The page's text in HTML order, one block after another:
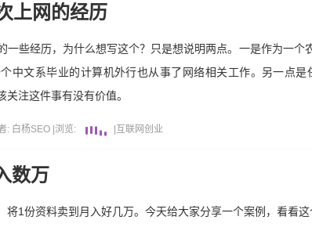
上网的经历
一些经历，为什么想写这个？只是想说明两点。一是作为一个
中文系毕业的计算机外行也从事了网络相关工作。另一点
注这件事有没有价值。
: 白杨SEO 浏览: 互联网创业
数万
1份资料卖到月入好几万。今天给大家分享一个案例，看看这